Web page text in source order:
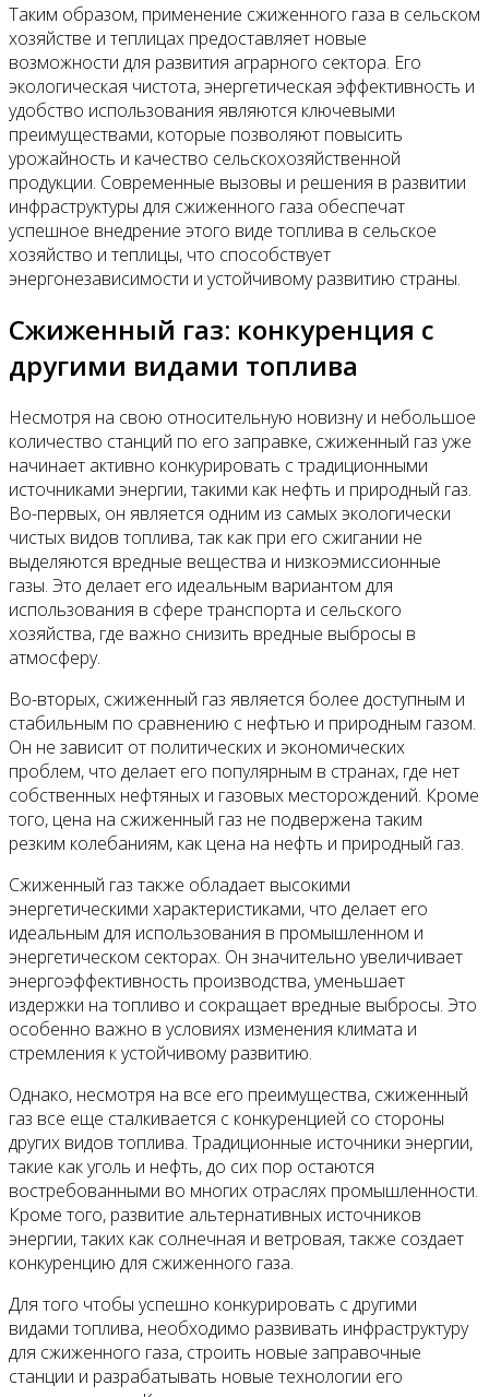
Таким образом, применение сжиженного газа в сельском
хозяйстве и теплицах предоставляет новые
возможности для развития аграрного сектора. Его
экологическая чистота, энергетическая эффективность и
удобство использования являются ключевыми
преимуществами, которые позволяют повысить
урожайность и качество сельскохозяйственной
продукции. Современные вызовы и решения в развитии
инфраструктуры для сжиженного газа обеспечат
успешное внедрение этого виде топлива в сельское
хозяйство и теплицы, что способствует
энергонезависимости и устойчивому развитию страны.
Сжиженный газ: конкуренция с
другими видами топлива
Несмотря на свою относительную новизну и небольшое
количество станций по его заправке, сжиженный газ уже
начинает активно конкурировать с традиционными
источниками энергии, такими как нефть и природный газ.
Во-первых, он является одним из самых экологически
чистых видов топлива, так как при его сжигании не
выделяются вредные вещества и низкоэмиссионные
газы. Это делает его идеальным вариантом для
использования в сфере транспорта и сельского
хозяйства, где важно снизить вредные выбросы в
атмосферу.
Во-вторых, сжиженный газ является более доступным и
стабильным по сравнению с нефтью и природным газом.
Он не зависит от политических и экономических
проблем, что делает его популярным в странах, где нет
собственных нефтяных и газовых месторождений. Кроме
того, цена на сжиженный газ не подвержена таким
резким колебаниям, как цена на нефть и природный газ.
Сжиженный газ также обладает высокими
энергетическими характеристиками, что делает его
идеальным для использования в промышленном и
энергетическом секторах. Он значительно увеличивает
энергоэффективность производства, уменьшает
издержки на топливо и сокращает вредные выбросы. Это
особенно важно в условиях изменения климата и
стремления к устойчивому развитию.
Однако, несмотря на все его преимущества, сжиженный
газ все еще сталкивается с конкуренцией со стороны
других видов топлива. Традиционные источники энергии,
такие как уголь и нефть, до сих пор остаются
востребованными во многих отраслях промышленности.
Кроме того, развитие альтернативных источников
энергии, таких как солнечная и ветровая, также создает
конкуренцию для сжиженного газа.
Для того чтобы успешно конкурировать с другими
видами топлива, необходимо развивать инфраструктуру
для сжиженного газа, строить новые заправочные
станции и разрабатывать новые технологии его